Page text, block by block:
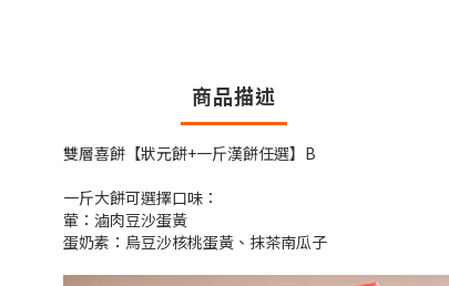
商品描述
雙層喜餅【狀元餅+一斤漢餅任選】B
一斤大餅可選擇口味：
葷：滷肉豆沙蛋黃
蛋奶素：烏豆沙核桃蛋黃、抹茶南瓜子